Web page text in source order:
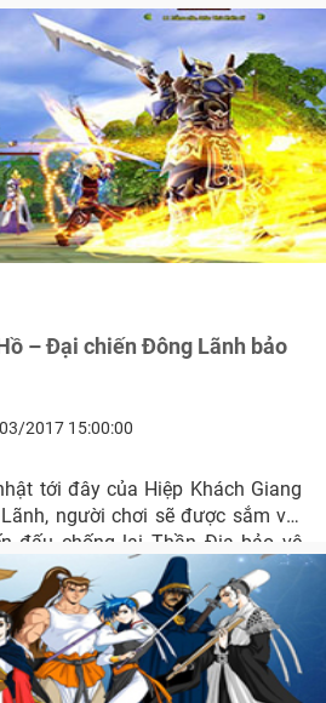
– Đại chiến Đông Lãnh bảo
2017 15:00:00
tới đây của Hiệp Khách Giang
người chơi sẽ được sắm vai
đấu chống lại Thần Địa bảo vệ